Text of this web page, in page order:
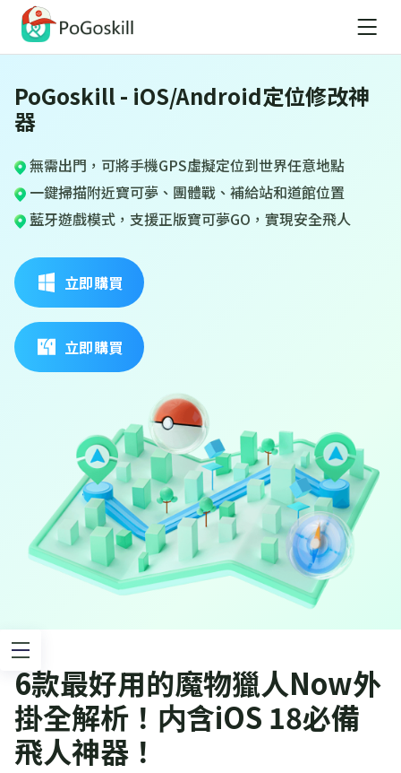
PoGoskill - iOS/Android定位修改神
器
無需出門，可將手機GPS虛擬定位到世界任意地點
一鍵掃描附近寶可夢、團體戰、補給站和道館位置
藍牙遊戲模式，支援正版寶可夢GO，實現安全飛人
立即購買
立即購買
6款最好用的魔物獵人Now外
掛全解析！内含iOS 18必備
飛人神器！